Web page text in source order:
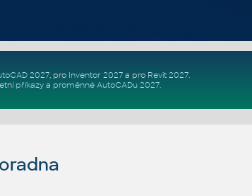
2027, pro Inventor 2027a pro Revit 2027.
příkazya proměnné AutoCADu 2027.